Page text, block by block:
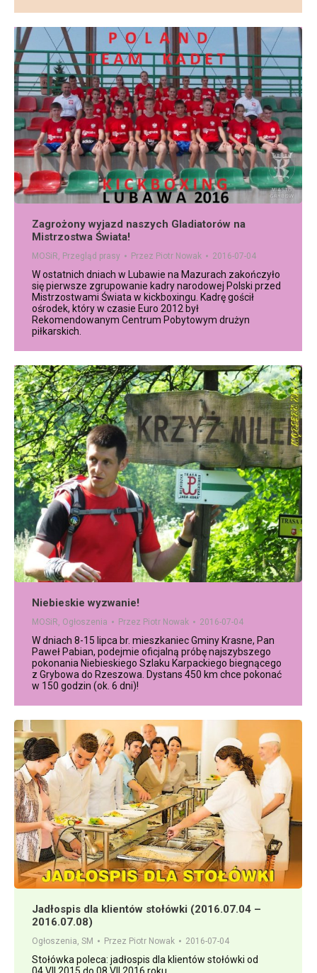
Zagrożony wyjazd naszych Gladiatorów na
Mistrzostwa Świata!
MOSiR, Przegląd prasy Przez Piotr Nowak 2016-07-04
W ostatnich dniach w Lubawie na Mazurach zakończyło
się pierwsze zgrupowanie kadry narodowej Polski przed
Mistrzostwami Świata w kickboxingu. Kadrę gościł
ośrodek, który w czasie Euro 2012 był
Rekomendowanym Centrum Pobytowym drużyn
piłkarskich.
Niebieskie wyzwanie!
MOSiR, Ogłoszenia Przez Piotr Nowak 2016-07-04
W dniach 8-15 lipca br. mieszkaniec Gminy Krasne, Pan
Paweł Pabian, podejmie oficjalną próbę najszybszego
pokonania Niebieskiego Szlaku Karpackiego biegnącego
z Grybowa do Rzeszowa. Dystans 450 km chce pokonać
w 150 godzin (ok. 6 dni)!
Jadłospis dla klientów stołówki (2016.07.04 –
2016.07.08)
Ogłoszenia SM Przez Piotr Nowak 2016-07-04
Stołówka poleca: jadłospis dla klientów stołówki od
04.VII.2015 do 08.VII.2016 roku.